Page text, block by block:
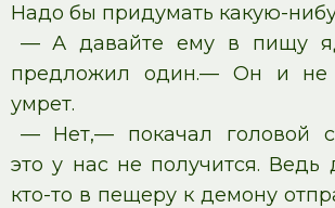
Надо бы придумать какую-
— А давайте ему в пищу
предложил один.— Он и не
умрет.
— Нет,— покачал головой
это у нас не получится. Ведь
кто-то в пещеру к демону